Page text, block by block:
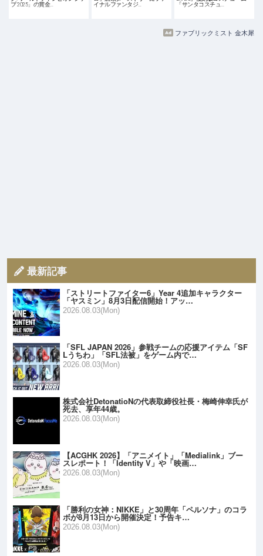
プ 2025」の賞金…
イナルファンタジ…
「サンタコスチュ…
ファブリックミスト 金木犀
最新記事
「ストリートファイター6」Year 4追加キャラクター
「ヤスミン」8月3日配信開始！アッ…
2026.08.03(Mon)
「SFL JAPAN 2026」参戦チームの応援アイテム「SF
Lうちわ」「SFL法被」をゲーム内で…
2026.08.03(Mon)
株式会社DetonatioNの代表取締役社長・梅崎伸幸氏が
死去、享年44歳。
2026.08.03(Mon)
【ACGHK 2026】「アニメイト」「Medialink」ブー
スレポート！「Identity V」や「映画…
2026.08.03(Mon)
「勝利の女神：NIKKE」と30周年「ペルソナ」のコラ
ボが8月13日から開催決定！予告キ…
2026.08.03(Mon)